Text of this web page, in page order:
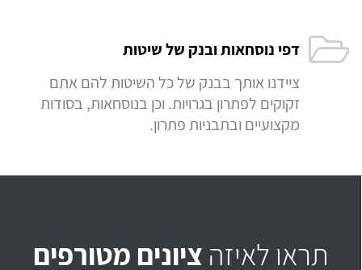
דפי נוסחאות ובנק של שיטות
ציידנו אותך בבנק של כל השיטות להם אתם
זקוקים לפתרון בגרויות. וכן בנוסחאות, בסודות
מקצועיים ובתבניות פתרון.
תראו לאיזה ציונים מטורפים